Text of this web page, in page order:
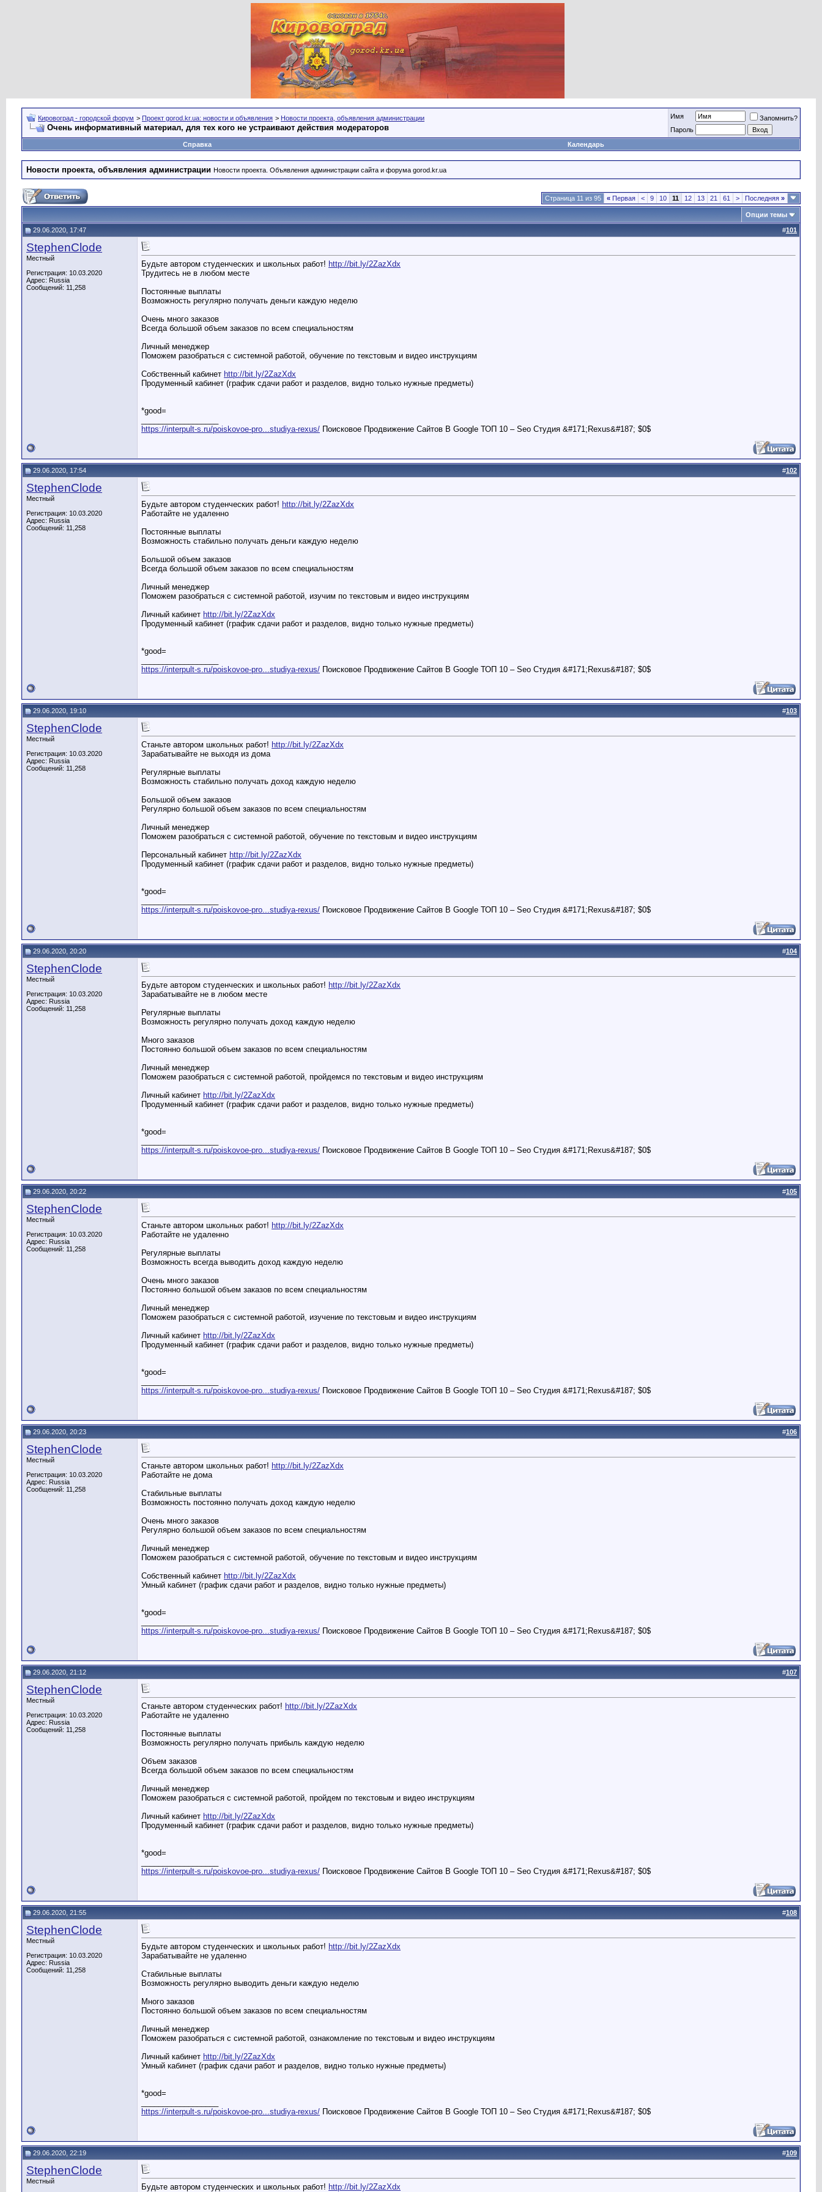
Кировоград - городской форум > Проект gorod.kr.ua: новости и объявления > Новости проекта, объявления администрации
Очень информативный материал, для тех кого не устраивают действия модераторов
Имя
Запомнить?
Пароль
Справка
Календарь
Новости проекта, объявления администрации Новости проекта. Объявления администрации сайта и форума gorod.kr.ua
Страница 11 из 95 « Первая < 9 10 11 12 13 21 61 > Последняя »
Опции темы
29.06.2020, 17:47 #101
StephenClode
Местный
Регистрация: 10.03.2020
Адрес: Russia
Сообщений: 11,258
Будьте автором студенческих и школьных работ! http://bit.ly/2ZazXdx
Трудитесь не в любом месте
Постоянные выплаты
Возможность регулярно получать деньги каждую неделю
Очень много заказов
Всегда большой объем заказов по всем специальностям
Личный менеджер
Поможем разобраться с системной работой, обучение по текстовым и видео инструкциям
Собственный кабинет http://bit.ly/2ZazXdx
Продуменный кабинет (график сдачи работ и разделов, видно только нужные предметы)
*good=
https://interpult-s.ru/poiskovoe-pro...studiya-rexus/ Поисковое Продвижение Сайтов В Google ТОП 10 – Seo Студия &#171;Rexus&#187; $0$
29.06.2020, 17:54 #102
StephenClode
Местный
Регистрация: 10.03.2020
Адрес: Russia
Сообщений: 11,258
Будьте автором студенческих работ! http://bit.ly/2ZazXdx
Работайте не удаленно
Постоянные выплаты
Возможность стабильно получать деньги каждую неделю
Большой объем заказов
Всегда большой объем заказов по всем специальностям
Личный менеджер
Поможем разобраться с системной работой, изучим по текстовым и видео инструкциям
Личный кабинет http://bit.ly/2ZazXdx
Продуменный кабинет (график сдачи работ и разделов, видно только нужные предметы)
*good=
https://interpult-s.ru/poiskovoe-pro...studiya-rexus/ Поисковое Продвижение Сайтов В Google ТОП 10 – Seo Студия &#171;Rexus&#187; $0$
29.06.2020, 19:10 #103
StephenClode
Местный
Регистрация: 10.03.2020
Адрес: Russia
Сообщений: 11,258
Станьте автором школьных работ! http://bit.ly/2ZazXdx
Зарабатывайте не выходя из дома
Регулярные выплаты
Возможность стабильно получать доход каждую неделю
Большой объем заказов
Регулярно большой объем заказов по всем специальностям
Личный менеджер
Поможем разобраться с системной работой, обучение по текстовым и видео инструкциям
Персональный кабинет http://bit.ly/2ZazXdx
Продуменный кабинет (график сдачи работ и разделов, видно только нужные предметы)
*good=
https://interpult-s.ru/poiskovoe-pro...studiya-rexus/ Поисковое Продвижение Сайтов В Google ТОП 10 – Seo Студия &#171;Rexus&#187; $0$
29.06.2020, 20:20 #104
StephenClode
Местный
Регистрация: 10.03.2020
Адрес: Russia
Сообщений: 11,258
Будьте автором студенческих и школьных работ! http://bit.ly/2ZazXdx
Зарабатывайте не в любом месте
Регулярные выплаты
Возможность регулярно получать доход каждую неделю
Много заказов
Постоянно большой объем заказов по всем специальностям
Личный менеджер
Поможем разобраться с системной работой, пройдемся по текстовым и видео инструкциям
Личный кабинет http://bit.ly/2ZazXdx
Продуменный кабинет (график сдачи работ и разделов, видно только нужные предметы)
*good=
https://interpult-s.ru/poiskovoe-pro...studiya-rexus/ Поисковое Продвижение Сайтов В Google ТОП 10 – Seo Студия &#171;Rexus&#187; $0$
29.06.2020, 20:22 #105
StephenClode
Местный
Регистрация: 10.03.2020
Адрес: Russia
Сообщений: 11,258
Станьте автором школьных работ! http://bit.ly/2ZazXdx
Работайте не удаленно
Регулярные выплаты
Возможность всегда выводить доход каждую неделю
Очень много заказов
Постоянно большой объем заказов по всем специальностям
Личный менеджер
Поможем разобраться с системной работой, изучение по текстовым и видео инструкциям
Личный кабинет http://bit.ly/2ZazXdx
Продуменный кабинет (график сдачи работ и разделов, видно только нужные предметы)
*good=
https://interpult-s.ru/poiskovoe-pro...studiya-rexus/ Поисковое Продвижение Сайтов В Google ТОП 10 – Seo Студия &#171;Rexus&#187; $0$
29.06.2020, 20:23 #106
StephenClode
Местный
Регистрация: 10.03.2020
Адрес: Russia
Сообщений: 11,258
Станьте автором школьных работ! http://bit.ly/2ZazXdx
Работайте не дома
Стабильные выплаты
Возможность постоянно получать доход каждую неделю
Очень много заказов
Регулярно большой объем заказов по всем специальностям
Личный менеджер
Поможем разобраться с системной работой, обучение по текстовым и видео инструкциям
Собственный кабинет http://bit.ly/2ZazXdx
Умный кабинет (график сдачи работ и разделов, видно только нужные предметы)
*good=
https://interpult-s.ru/poiskovoe-pro...studiya-rexus/ Поисковое Продвижение Сайтов В Google ТОП 10 – Seo Студия &#171;Rexus&#187; $0$
29.06.2020, 21:12 #107
StephenClode
Местный
Регистрация: 10.03.2020
Адрес: Russia
Сообщений: 11,258
Станьте автором студенческих работ! http://bit.ly/2ZazXdx
Работайте не удаленно
Постоянные выплаты
Возможность регулярно получать прибыль каждую неделю
Объем заказов
Всегда большой объем заказов по всем специальностям
Личный менеджер
Поможем разобраться с системной работой, пройдем по текстовым и видео инструкциям
Личный кабинет http://bit.ly/2ZazXdx
Продуменный кабинет (график сдачи работ и разделов, видно только нужные предметы)
*good=
https://interpult-s.ru/poiskovoe-pro...studiya-rexus/ Поисковое Продвижение Сайтов В Google ТОП 10 – Seo Студия &#171;Rexus&#187; $0$
29.06.2020, 21:55 #108
StephenClode
Местный
Регистрация: 10.03.2020
Адрес: Russia
Сообщений: 11,258
Будьте автором студенческих и школьных работ! http://bit.ly/2ZazXdx
Зарабатывайте не удаленно
Стабильные выплаты
Возможность регулярно выводить деньги каждую неделю
Много заказов
Постоянно большой объем заказов по всем специальностям
Личный менеджер
Поможем разобраться с системной работой, ознакомление по текстовым и видео инструкциям
Личный кабинет http://bit.ly/2ZazXdx
Умный кабинет (график сдачи работ и разделов, видно только нужные предметы)
*good=
https://interpult-s.ru/poiskovoe-pro...studiya-rexus/ Поисковое Продвижение Сайтов В Google ТОП 10 – Seo Студия &#171;Rexus&#187; $0$
29.06.2020, 22:19 #109
StephenClode
Местный
Будьте автором студенческих и школьных работ! http://bit.ly/2ZazXdx